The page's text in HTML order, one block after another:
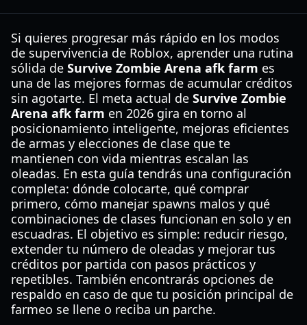
Si quieres progresar más rápido en los modos
de supervivencia de Roblox, aprender una rutina
sólida de Survive Zombie Arena afk farm es
una de las mejores formas de acumular créditos
sin agotarte. El meta actual de Survive Zombie
Arena afk farm en 2026 gira en torno al
posicionamiento inteligente, mejoras eficientes
de armas y elecciones de clase que te
mantienen con vida mientras escalan las
oleadas. En esta guía tendrás una configuración
completa: dónde colocarte, qué comprar
primero, cómo manejar spawns malos y qué
combinaciones de clases funcionan en solo y en
escuadras. El objetivo es simple: reducir riesgo,
extender tu número de oleadas y mejorar tus
créditos por partida con pasos prácticos y
repetibles. También encontrarás opciones de
respaldo en caso de que tu posición principal de
farmeo se llene o reciba un parche.